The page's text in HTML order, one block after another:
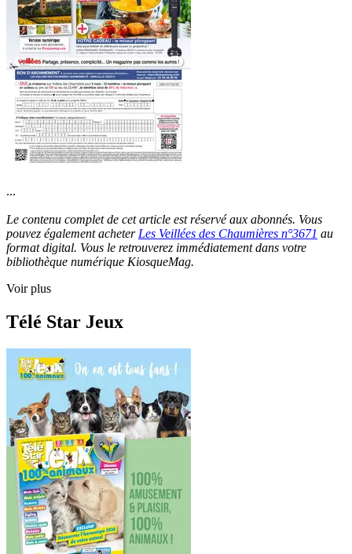
...
Le contenu complet de cet article est réservé aux abonnés. Vous
pouvez également acheter Les Veillées des Chaumières n°3671 au
format digital. Vous le retrouverez immédiatement dans votre
bibliothèque numérique KiosqueMag.
Voir plus
Télé Star Jeux